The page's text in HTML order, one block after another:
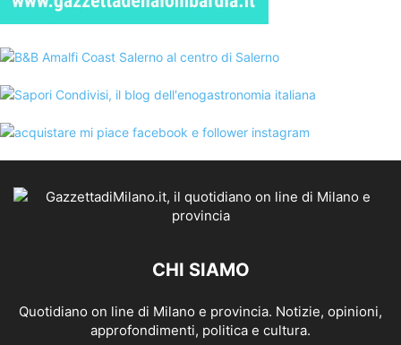
CHI SIAMO
Quotidiano on line di Milano e provincia. Notizie, opinioni,
approfondimenti, politica e cultura.